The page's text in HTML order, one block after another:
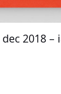
2018 –